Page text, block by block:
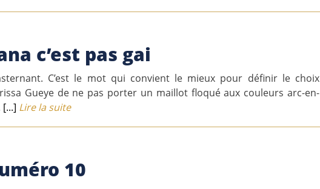
c’est pas gai
C’est le mot qui convient le mieux pour définir le choix
Gueye de ne pas porter un maillot floqué aux couleurs arc-en-
[...] Lire la suite
10